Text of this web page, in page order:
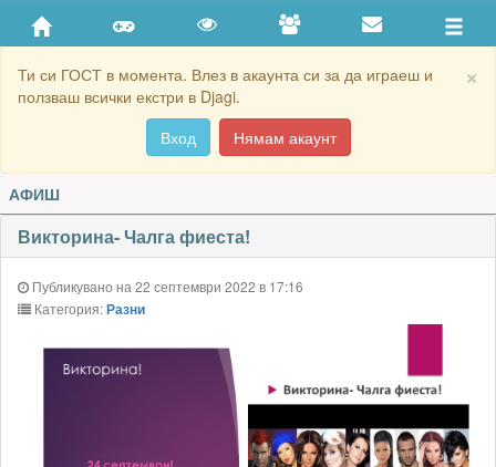
×
Ти си ГОСТ в момента. Влез в акаунта си за да играеш и
ползваш всички екстри в Djagi.
Вход
Нямам акаунт
АФИШ
Викторина- Чалга фиеста!
Публикувано на 22 септември 2022 в 17:16
Категория:Разни